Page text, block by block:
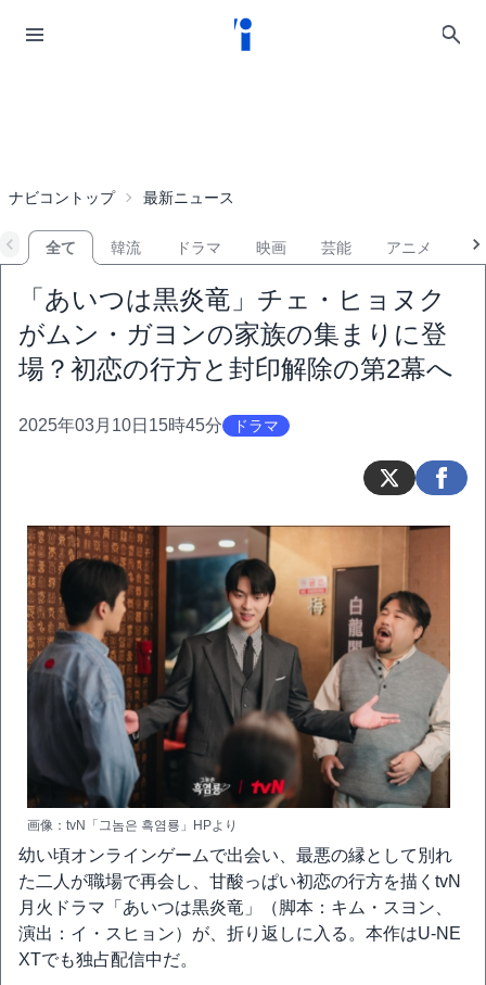
ナビコントップ 最新ニュース
全て 韓流 ドラマ 映画 芸能 アニメ
「あいつは黒炎竜」チェ・ヒョヌク
がムン・ガヨンの家族の集まりに登
場？初恋の行方と封印解除の第2幕へ
2025年03月10日15時45分 ドラマ
画像：tvN「그놈은 흑염룡」HPより
幼い頃オンラインゲームで出会い、最悪の縁として別れ
た二人が職場で再会し、甘酸っぱい初恋の行方を描くtvN
月火ドラマ「あいつは黒炎竜」（脚本：キム・スヨン、
演出：イ・スヒョン）が、折り返しに入る。本作はU-NE
XTでも独占配信中だ。